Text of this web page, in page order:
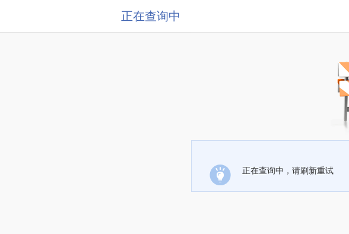
正在查询中
正在查询中，请刷新重试